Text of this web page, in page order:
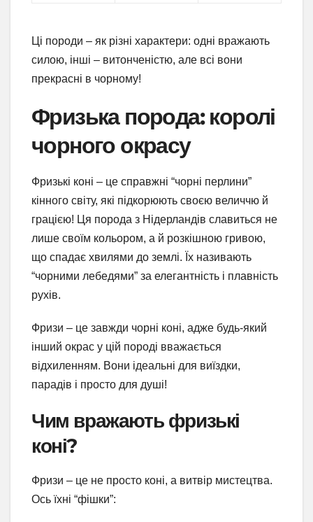
Ці породи – як різні характери: одні вражають
силою, інші – витонченістю, але всі вони
прекрасні в чорному!
Фризька порода: королі
чорного окрасу
Фризькі коні – це справжні “чорні перлини”
кінного світу, які підкорюють своєю величчю й
грацією! Ця порода з Нідерландів славиться не
лише своїм кольором, а й розкішною гривою,
що спадає хвилями до землі. Їх називають
“чорними лебедями” за елегантність і плавність
рухів.
Фризи – це завжди чорні коні, адже будь-який
інший окрас у цій породі вважається
відхиленням. Вони ідеальні для виїздки,
парадів і просто для душі!
Чим вражають фризькі
коні?
Фризи – це не просто коні, а витвір мистецтва.
Ось їхні “фішки”: